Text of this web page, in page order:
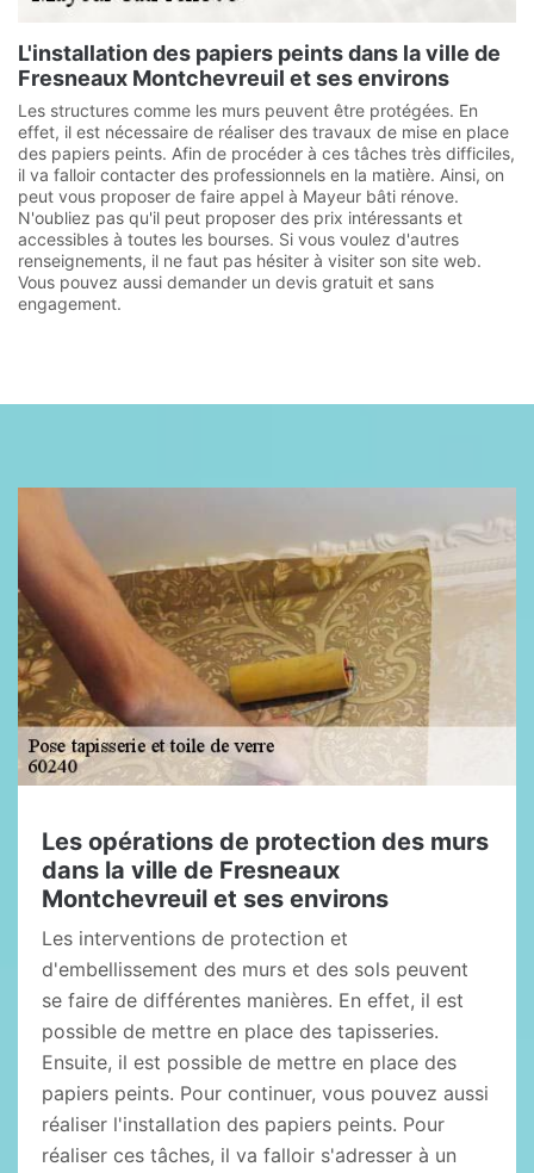
L'installation des papiers peints dans la ville de
Fresneaux Montchevreuil et ses environs
Les structures comme les murs peuvent être protégées. En
effet, il est nécessaire de réaliser des travaux de mise en place
des papiers peints. Afin de procéder à ces tâches très difficiles,
il va falloir contacter des professionnels en la matière. Ainsi, on
peut vous proposer de faire appel à Mayeur bâti rénove.
N'oubliez pas qu'il peut proposer des prix intéressants et
accessibles à toutes les bourses. Si vous voulez d'autres
renseignements, il ne faut pas hésiter à visiter son site web.
Vous pouvez aussi demander un devis gratuit et sans
engagement.
Les opérations de protection des murs
dans la ville de Fresneaux
Montchevreuil et ses environs
Les interventions de protection et
d'embellissement des murs et des sols peuvent
se faire de différentes manières. En effet, il est
possible de mettre en place des tapisseries.
Ensuite, il est possible de mettre en place des
papiers peints. Pour continuer, vous pouvez aussi
réaliser l'installation des papiers peints. Pour
réaliser ces tâches, il va falloir s'adresser à un